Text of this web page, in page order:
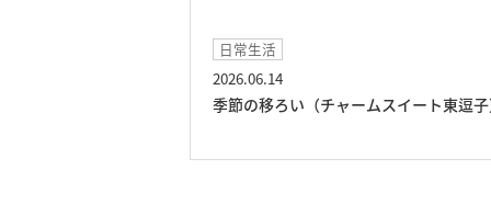
日常生活
2026.06.14
季節の移ろい（チャームスイート東逗子